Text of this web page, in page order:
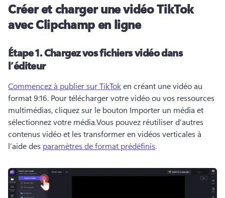
Créer et charger une vidéo TikTok
avec Clipchamp en ligne
Étape 1.Chargez vos fichiers vidéo dans
l’éditeur
Commencez à publier sur TikTok en créant une vidéo au
format 9:16. Pour télécharger votre vidéo ou vos ressources
multimédias, cliquez sur le bouton Importer un média et
sélectionnez votre média.Vous pouvez réutiliser d’autres
contenus vidéo et les transformer en vidéos verticales à
l’aide des paramètres de format prédéfinis.